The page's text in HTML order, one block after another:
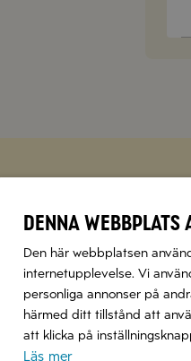
Missa inte att vi har flera
Denna webbplats
Den här webbplatsen
internetupplevelse. Vi
personliga annonser på
härmed ditt tillstånd att
att klicka på
Läs mer